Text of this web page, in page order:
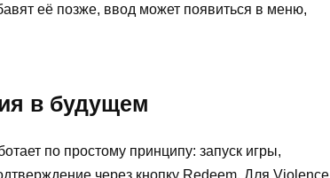
её позже, ввод может появиться в меню,
в будущем
по простому принципу: запуск игры,
через кнопку Redeem. Для Violence